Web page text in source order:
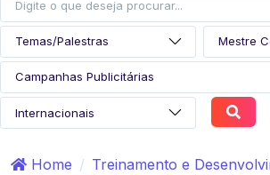
Home Treinamento e